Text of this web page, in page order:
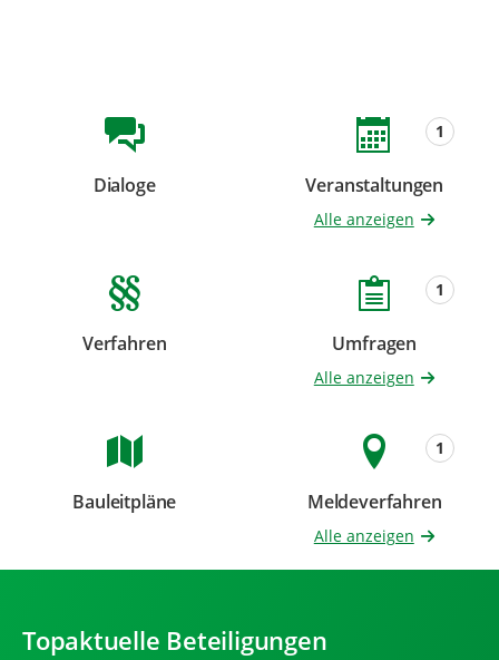
Beteiligungsformate
Dialoge Veranstaltungen
1
Beteiligungen
Alle anzeigen
Verfahren Umfragen
1
Beteiligungen
Alle anzeigen
Bauleitpläne Meldeverfahren
1
Beteiligungen
Alle anzeigen
Topaktuelle Beteiligungen